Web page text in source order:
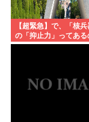
【超緊急】で、「核
の「抑止力」ってある
www